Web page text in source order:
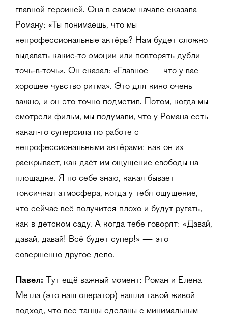
главной героиней. Она в самом начале сказала
Роману: «Ты понимаешь, что мы
непрофессиональные актёры? Нам будет сложно
выдавать какие-то эмоции или повторять дубли
точь-в-точь». Он сказал: «Главное — что у вас
хорошее чувство ритма». Это для кино очень
важно, и он это точно подметил. Потом, когда мы
смотрели фильм, мы подумали, что у Романа есть
какая-то суперсила по работе с
непрофессиональными актёрами: как он их
раскрывает, как даёт им ощущение свободы на
площадке. Я по себе знаю, какая бывает
токсичная атмосфера, когда у тебя ощущение,
что сейчас всё получится плохо и будут ругать,
как в детском саду. А когда тебе говорят: «Давай,
давай, давай! Всё будет супер!» — это
совершенно другое дело.
Павел: Тут ещё важный момент: Роман и Елена
Метла (это наш оператор) нашли такой живой
подход, что все танцы сделаны с минимальным